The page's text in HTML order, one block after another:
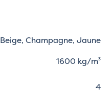
Beige, Champagne, Jaune
1600 kg/m³
4